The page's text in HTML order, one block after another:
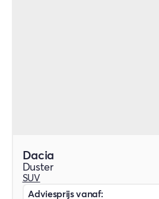
Dacia
Duster
SUV
Adviesprijs vanaf: